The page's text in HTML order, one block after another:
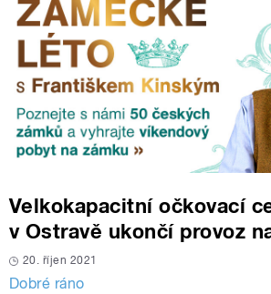
Velkokapacitní očkovací
v Ostravě ukončí provoz
20. říjen 2021
Dobré ráno